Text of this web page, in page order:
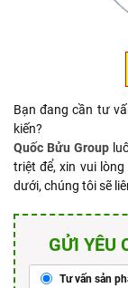
Bạn đang cần tư
kiến?
Quốc Bửu Group
triệt để, xin vui lòng
dưới, chúng tôi sẽ
GỬI YÊU
Tư vấn sản